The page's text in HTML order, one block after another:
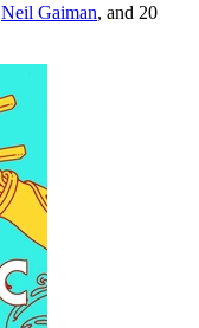
Neil Gaiman, and 20